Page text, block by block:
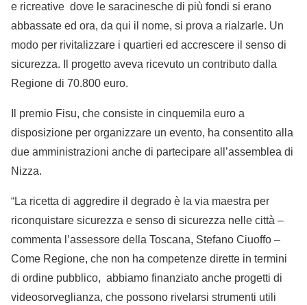
e ricreative dove le saracinesche di più fondi si erano
abbassate ed ora, da qui il nome, si prova a rialzarle. Un
modo per rivitalizzare i quartieri ed accrescere il senso di
sicurezza. Il progetto aveva ricevuto un contributo dalla
Regione di 70.800 euro.
Il premio Fisu, che consiste in cinquemila euro a
disposizione per organizzare un evento, ha consentito alla
due amministrazioni anche di partecipare all’assemblea di
Nizza.
“La ricetta di aggredire il degrado è la via maestra per
riconquistare sicurezza e senso di sicurezza nelle città –
commenta l’assessore della Toscana, Stefano Ciuoffo –
Come Regione, che non ha competenze dirette in termini
di ordine pubblico, abbiamo finanziato anche progetti di
videosorveglianza, che possono rivelarsi strumenti utili